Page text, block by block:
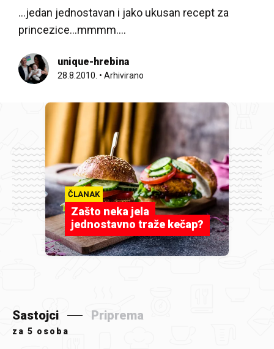
...jedan jednostavan i jako ukusan recept za
princezice…mmmm….
unique-hrebina
28.8.2010. • Arhivirano
ČLANAK
Zašto neka jela
jednostavno traže kečap?
Sastojci Priprema
za 5 osoba